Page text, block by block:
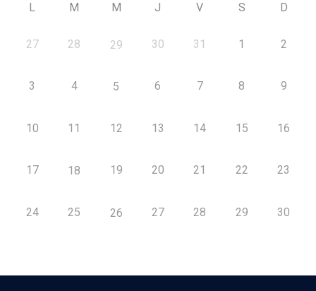
L M M J V S D
27 28 29 30 31 1 2
3 4 5 6 7 8 9
10 11 12 13 14 15 16
17 18 19 20 21 22 23
24 25 26 27 28 29 30